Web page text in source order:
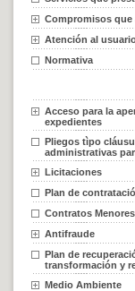
Compromisos que
Atención al
Normativa
Acceso para la
expedientes
Pliegos tìpo
administrativas
Licitaciones
Plan de
Contratos Menores
Antifraude
Plan de
transformación y
Medio Ambiente